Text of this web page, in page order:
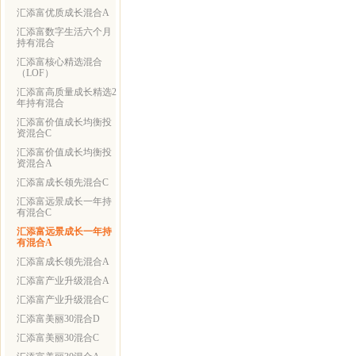
汇添富优质成长混合A
汇添富数字生活六个月
持有混合
汇添富核心精选混合
（LOF）
汇添富高质量成长精选2
年持有混合
汇添富价值成长均衡投
资混合C
汇添富价值成长均衡投
资混合A
汇添富成长领先混合C
汇添富远景成长一年持
有混合C
汇添富远景成长一年持
有混合A
汇添富成长领先混合A
汇添富产业升级混合A
汇添富产业升级混合C
汇添富美丽30混合D
汇添富美丽30混合C